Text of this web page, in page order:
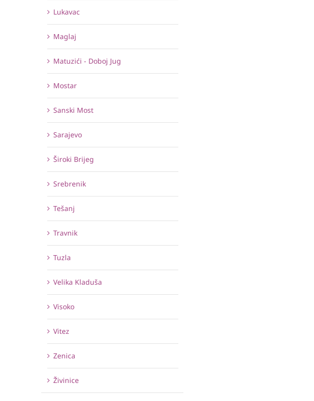
Lukavac
Maglaj
Matuzići - Doboj Jug
Mostar
Sanski Most
Sarajevo
Široki Brijeg
Srebrenik
Tešanj
Travnik
Tuzla
Velika Kladuša
Visoko
Vitez
Zenica
Živinice